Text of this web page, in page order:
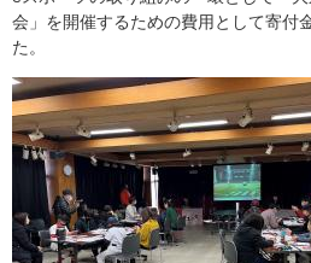
会」を開催するための費用として寄付
た。